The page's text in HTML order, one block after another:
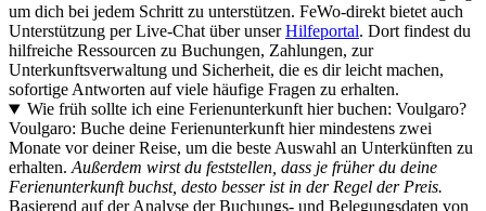
um dich bei jedem Schritt zu unterstützen. FeWo-direkt bietet auch
Unterstützung per Live-Chat über unserHilfeportal. Dort findest du
hilfreiche Ressourcen zu Buchungen, Zahlungen, zur
Unterkunftsverwaltung und Sicherheit, die es dir leicht machen,
sofortige Antworten auf viele häufige Fragen zu erhalten.
Wie früh sollte ich eine Ferienunterkunft hier buchen: Voulgaro?
Voulgaro: Buche deine Ferienunterkunft hier mindestens zwei
Monate vor deiner Reise, um die beste Auswahl an Unterkünften zu
erhalten. Außerdem wirst du feststellen, dass je früher du deine
Ferienunterkunft buchst, desto besser ist in der Regel der Preis.
Basierend auf der Analyse der Buchungs- und Belegungsdaten von